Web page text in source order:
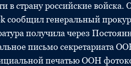
в страну российские войска.
сообщил генеральный
получила через
письмо секретариата
печатью ООН